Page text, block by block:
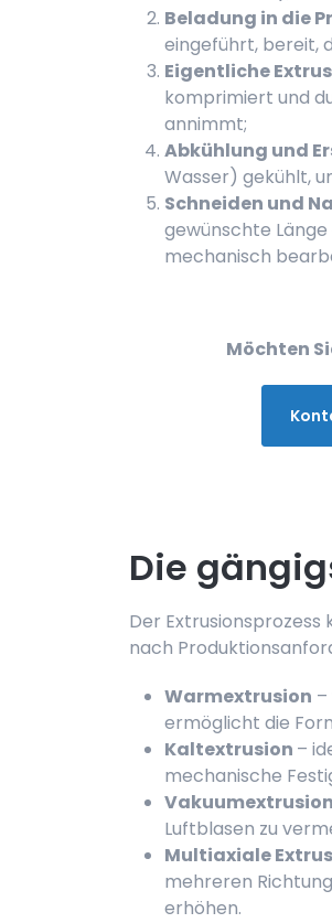
Beladung in die
eingeführt, bereit,
Eigentliche
komprimiert und
annimmt;
Abkühlung und
Wasser) gekühlt,
Schneiden und
gewünschte
mechanisch
Möchten
Die
Der
nach
Warmextrusion
ermöglicht die
Kalt­extrusion –
mechanische
Vakuum­extrusion
Luftblasen zu
Multiaxiale
mehreren
erhöhen.